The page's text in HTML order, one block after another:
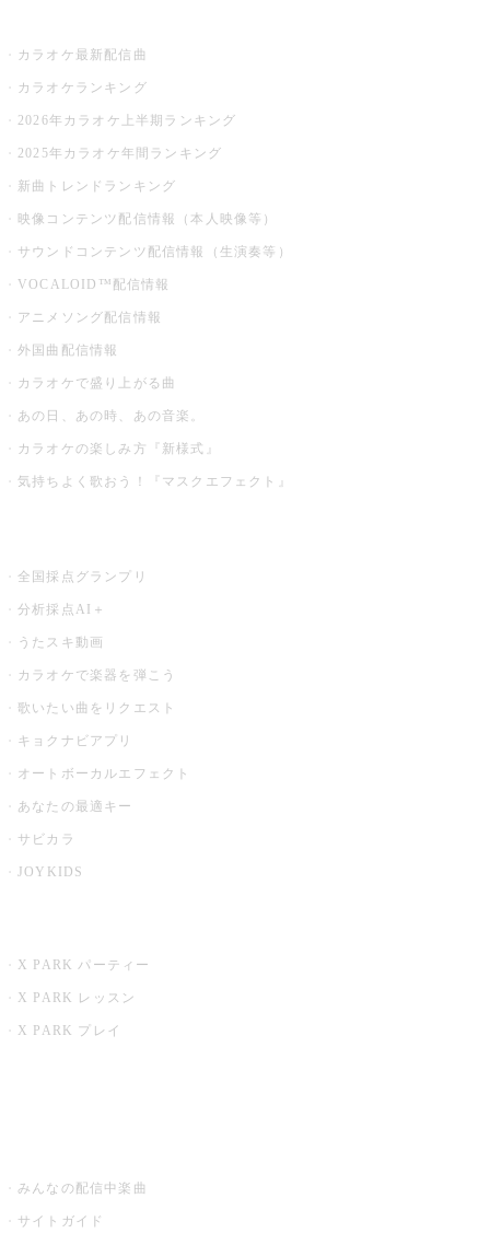
カラオケ最新配信曲
カラオケランキング
2026年カラオケ上半期ランキング
2025年カラオケ年間ランキング
新曲トレンドランキング
映像コンテンツ配信情報（本人映像等）
サウンドコンテンツ配信情報（生演奏等）
VOCALOID™配信情報
アニメソング配信情報
外国曲配信情報
カラオケで盛り上がる曲
あの日、あの時、あの音楽。
カラオケの楽しみ方『新様式』
気持ちよく歌おう！『マスクエフェクト』
全国採点グランプリ
分析採点AI＋
うたスキ動画
カラオケで楽器を弾こう
歌いたい曲をリクエスト
キョクナビアプリ
オートボーカルエフェクト
あなたの最適キー
サビカラ
JOYKIDS
X PARK パーティー
X PARK レッスン
X PARK プレイ
みんなの配信中楽曲
サイトガイド